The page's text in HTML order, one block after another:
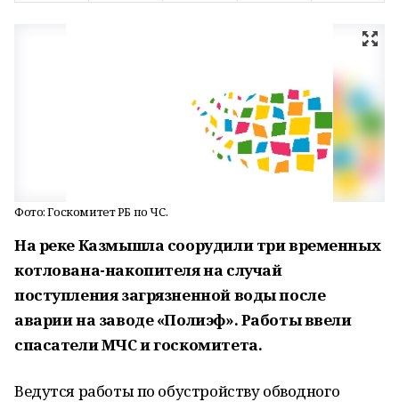
Фото: Госкомитет РБ по ЧС.
На реке Казмышла соорудили три временных
котлована-накопителя на случай
поступления загрязненной воды после
аварии на заводе «Полиэф». Работы ввели
спасатели МЧС и госкомитета.
Ведутся работы по обустройству обводного